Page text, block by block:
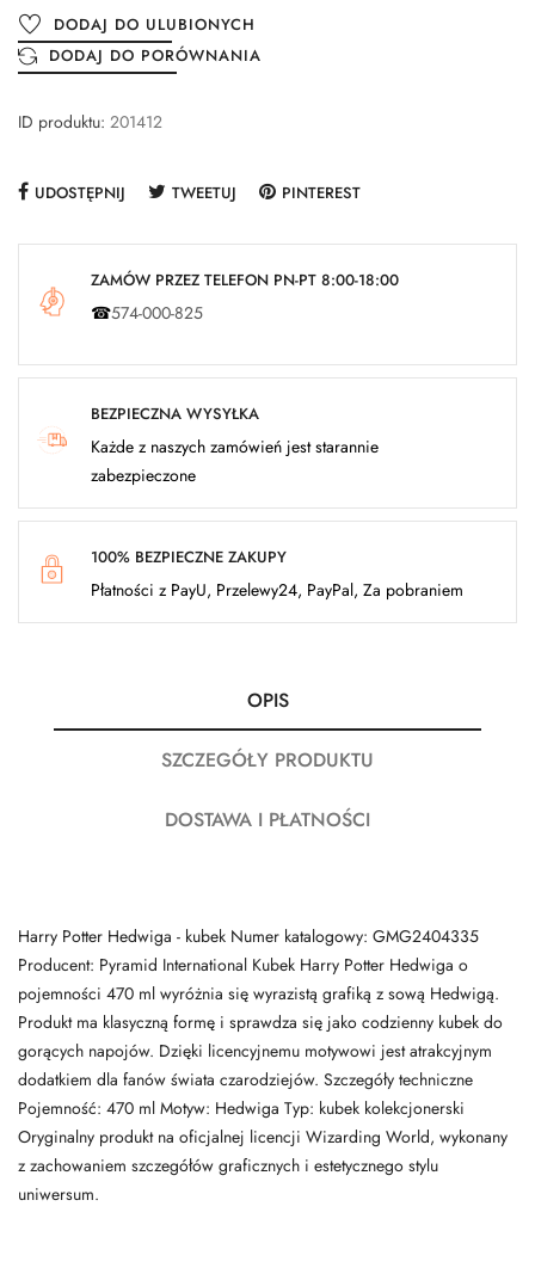
DODAJ DO ULUBIONYCH
DODAJ DO PORÓWNANIA
ID produktu: 201412
UDOSTĘPNIJ TWEETUJ PINTEREST
ZAMÓW PRZEZ TELEFON PN-PT 8:00-18:00
☎574-000-825
BEZPIECZNA WYSYŁKA
Każde z naszych zamówień jest starannie
zabezpieczone
100% BEZPIECZNE ZAKUPY
Płatności z PayU, Przelewy24, PayPal, Za pobraniem
OPIS
SZCZEGÓŁY PRODUKTU
DOSTAWA I PŁATNOŚCI
Harry Potter Hedwiga - kubek Numer katalogowy: GMG2404335
Producent: Pyramid International Kubek Harry Potter Hedwiga o
pojemności 470 ml wyróżnia się wyrazistą grafiką z sową Hedwigą.
Produkt ma klasyczną formę i sprawdza się jako codzienny kubek do
gorących napojów. Dzięki licencyjnemu motywowi jest atrakcyjnym
dodatkiem dla fanów świata czarodziejów. Szczegóły techniczne
Pojemność: 470 ml Motyw: Hedwiga Typ: kubek kolekcjonerski
Oryginalny produkt na oficjalnej licencji Wizarding World, wykonany
z zachowaniem szczegółów graficznych i estetycznego stylu
uniwersum.